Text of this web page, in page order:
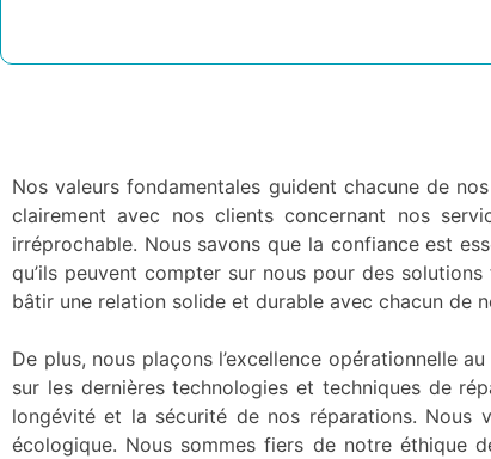
Nos valeurs fondamentales guident chacune de
clairement avec nos clients concernant nos
irréprochable. Nous savons que la confiance est
qu’ils peuvent compter sur nous pour des
bâtir une relation solide et durable avec chacun de
De plus, nous plaçons l’excellence opérationnelle
sur les dernières technologies et techniques de
longévité et la sécurité de nos réparations. Nous
écologique. Nous sommes fiers de notre éthique